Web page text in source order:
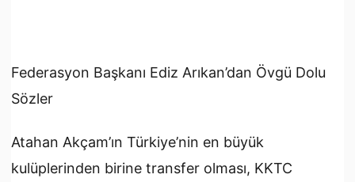
Federasyon Başkanı Ediz Arıkan’dan Övgü Dolu
Sözler
Atahan Akçam’ın Türkiye’nin en büyük
kulüplerinden birine transfer olması, KKTC